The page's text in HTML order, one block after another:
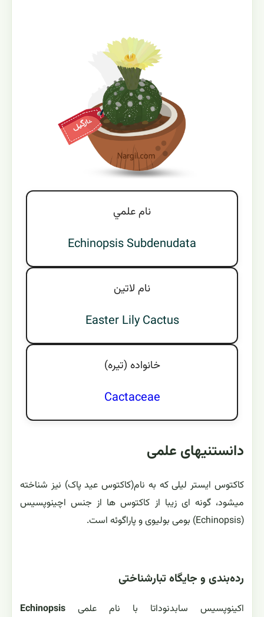
نام علمي
Echinopsis Subdenudata
نام لاتين
Easter Lily Cactus
خانواده (تيره)
Cactaceae
دانستنیهای علمی
کاکتوس ایستر لیلی که به نام(کاکتوس عید پاک) نیز شناخته
میشود، گونه ای زیبا از کاکتوس ها از جنس اچينوپسيس
(Echinopsis) بومی بولیوی و پاراگوئه است.
رده‌بندی و جایگاه تبارشناختی
اکینوپسیس سابدنوداتا با نام علمیEchinopsis